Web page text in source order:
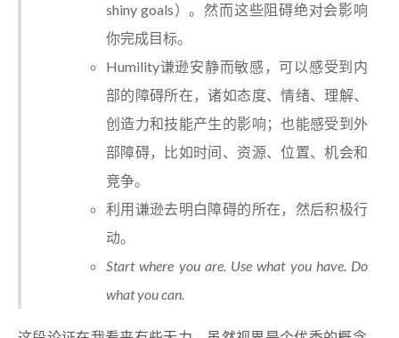
shiny goals）。然而这些阻碍绝对会影响
你完成目标。
Humility谦逊安静而敏感，可以感受到内
部的障碍所在，诸如态度、情绪、理解、
创造力和技能产生的影响；也能感受到外
部障碍，比如时间、资源、位置、机会和
竞争。
利用谦逊去明白障碍的所在，然后积极行
动。
Start where you are. Use what you have. Do
what you can.